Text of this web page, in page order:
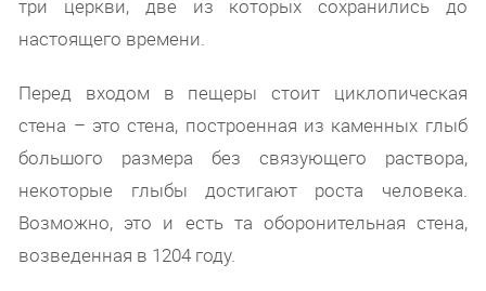
три церкви, две из которых сохранились до
настоящего времени.
Перед входом в пещеры стоит циклопическая
стена – это стена, построенная из каменных глыб
большого размера без связующего раствора,
некоторые глыбы достигают роста человека.
Возможно, это и есть та оборонительная стена,
возведенная в 1204 году.